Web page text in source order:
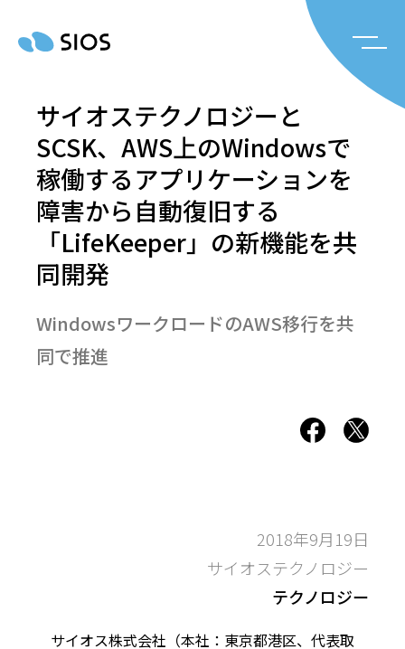
サイオステクノロジーと
SCSK、AWS上のWindowsで
稼働するアプリケーションを
障害から自動復旧する
「LifeKeeper」の新機能を共
同開発
WindowsワークロードのAWS移行を共
同で推進
2018年9月19日
サイオステクノロジー
テクノロジー
サイオス株式会社（本社：東京都港区、代表取